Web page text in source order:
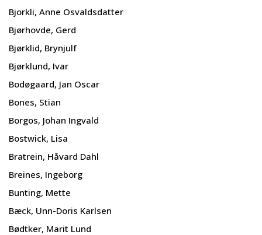
Bjorkli, Anne Osvaldsdatter
Bjørhovde, Gerd
Bjørklid, Brynjulf
Bjørklund, Ivar
Bodøgaard, Jan Oscar
Bones, Stian
Borgos, Johan Ingvald
Bostwick, Lisa
Bratrein, Håvard Dahl
Breines, Ingeborg
Bunting, Mette
Bæck, Unn-Doris Karlsen
Bødtker, Marit Lund